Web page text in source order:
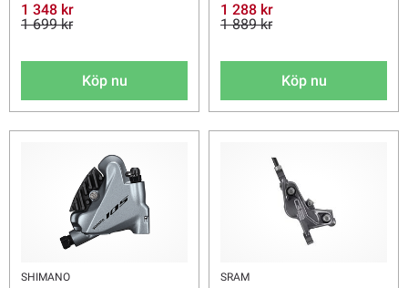
1 348 kr
1 699 kr
Köp nu
1 288 kr
1 889 kr
Köp nu
SHIMANO SRAM